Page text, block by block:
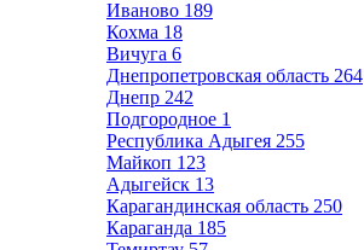
Иваново 189
Кохма 18
Вичуга 6
Днепропетровская область 264
Днепр 242
Подгородное 1
Республика Адыгея 255
Майкоп 123
Адыгейск 13
Карагандинская область 250
Караганда 185